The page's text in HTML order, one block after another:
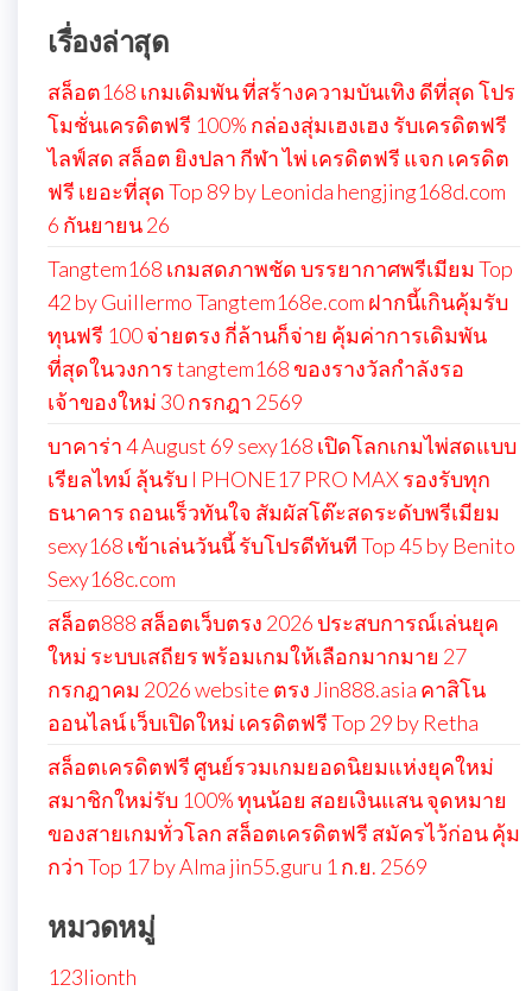
เรื่องล่าสุด
สล็อต168 เกมเดิมพัน ที่สร้างความบันเทิง ดีที่สุด โปร
โมชั่นเครดิตฟรี 100% กล่องสุ่มเฮงเฮง รับเครดิตฟรี
ไลฟ์สด สล็อต ยิงปลา กีฬา ไพ่ เครดิตฟรี แจก เครดิต
ฟรี เยอะที่สุด Top 89 by Leonida hengjing168d.com
6 กันยายน 26
Tangtem168 เกมสดภาพชัด บรรยากาศพรีเมียม Top
42 by Guillermo Tangtem168e.com ฝากนี้เกินคุ้มรับ
ทุนฟรี 100 จ่ายตรง กี่ล้านก็จ่าย คุ้มค่าการเดิมพัน
ที่สุดในวงการ tangtem168 ของรางวัลกำลังรอ
เจ้าของใหม่ 30 กรกฎา 2569
บาคาร่า 4 August 69 sexy168 เปิดโลกเกมไพ่สดแบบ
เรียลไทม์ ลุ้นรับ I PHONE17 PRO MAX รองรับทุก
ธนาคาร ถอนเร็วทันใจ สัมผัสโต๊ะสดระดับพรีเมียม
sexy168 เข้าเล่นวันนี้ รับโปรดีทันที Top 45 by Benito
Sexy168c.com
สล็อต888 สล็อตเว็บตรง 2026 ประสบการณ์เล่นยุค
ใหม่ ระบบเสถียร พร้อมเกมให้เลือกมากมาย 27
กรกฎาคม 2026 website ตรง Jin888.asia คาสิโน
ออนไลน์ เว็บเปิดใหม่ เครดิตฟรี Top 29 by Retha
สล็อตเครดิตฟรี ศูนย์รวมเกมยอดนิยมแห่งยุคใหม่
สมาชิกใหม่รับ 100% ทุนน้อย สอยเงินแสน จุดหมาย
ของสายเกมทั่วโลก สล็อตเครดิตฟรี สมัครไว้ก่อน คุ้ม
กว่า Top 17 by Alma jin55.guru 1 ก.ย. 2569
หมวดหมู่
123lionth